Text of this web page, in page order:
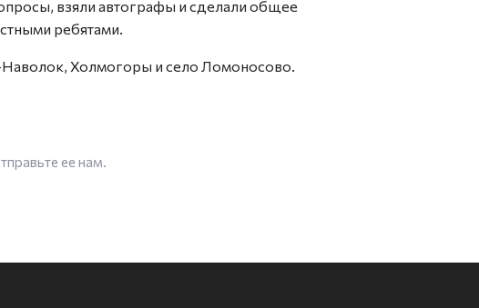
взяли автографы и сделали общее
ребятами.
Холмогоры и село Ломоносово.
ее нам.